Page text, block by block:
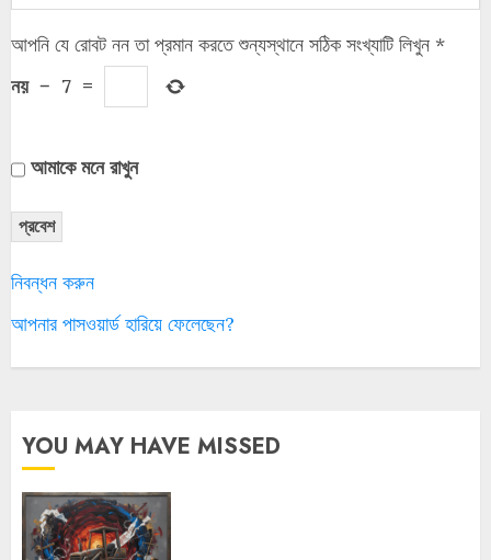
আপনি যে রোবট নন তা প্রমান করতে শুন্যস্থানে সঠিক সংখ্যাটি লিখুন *
নয় − 7 =
আমাকে মনে রাখুন
প্রবেশ
নিবন্ধন করুন
আপনার পাসওয়ার্ড হারিয়ে ফেলেছেন?
YOU MAY HAVE MISSED